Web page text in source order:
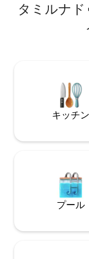
ンと洗面用具（
たエアコン付き
フルキッチン、
貨の注文が可能、便
シー／オート（ト
テレビ・洗濯機な
タミルナ
キッチン
プール